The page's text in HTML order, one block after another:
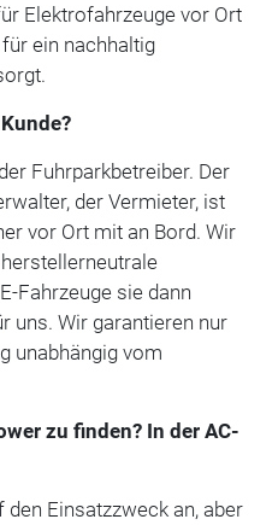
Elektrofahrzeuge vor Ort
ein nachhaltig
Fuhrparkbetreiber. Der
der Vermieter, ist
vor Ort mit an Bord. Wir
Fahrzeuge sie dann
uns. Wir garantieren nur
unabhängig vom
zu finden? In der AC-
Einsatzzweck an, aber